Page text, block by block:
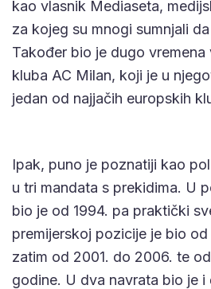
kao vlasnik Mediaseta,
za kojeg su mnogi sumnjali
Također bio je dugo
kluba AC Milan, koji je u
jedan od najjačih europskih
Ipak, puno je poznatiji kao
u tri mandata s prekidima. U
bio je od 1994. pa praktički
premijerskoj pozicije je bio od
zatim od 2001. do 2006. te
godine. U dva navrata bio je i